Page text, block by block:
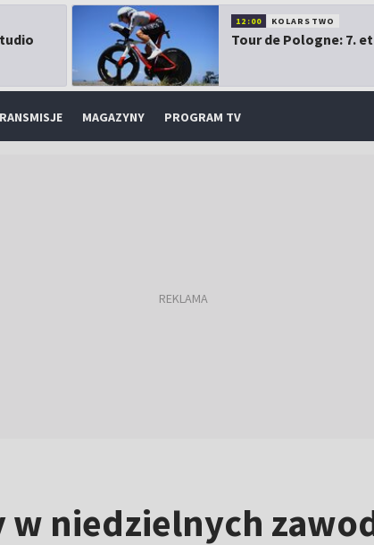
12:00 KOLARSTWO
Tour de Pologne: 7.
MAGAZYNY PROGRAM TV
niedzielnych